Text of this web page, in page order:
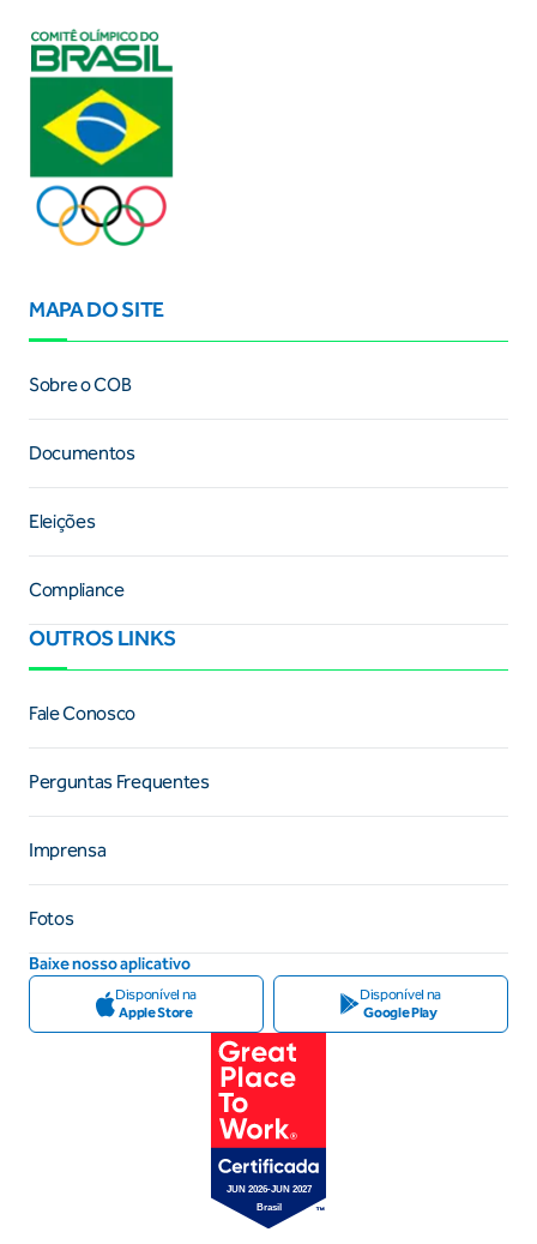
MAPA DO SITE
Sobre o COB
Documentos
Eleições
Compliance
OUTROS LINKS
Fale Conosco
Perguntas Frequentes
Imprensa
Fotos
Baixe nosso aplicativo
Disponível na
Apple Store
Disponível na
Google Play